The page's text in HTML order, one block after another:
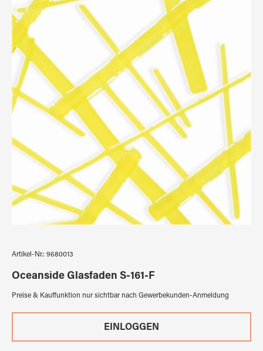
Artikel-Nr.: 9680013
Oceanside Glasfaden S-161-F
Preise & Kauffunktion nur sichtbar nach Gewerbekunden-Anmeldung
EINLOGGEN